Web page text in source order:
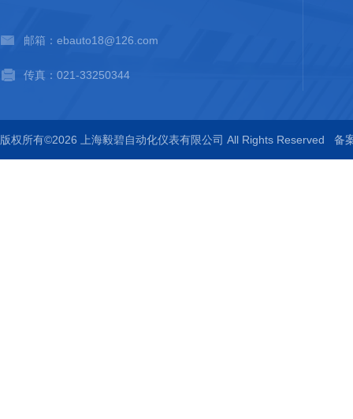
邮箱：ebauto18@126.com
传真：021-33250344
版权所有©2026 上海毅碧自动化仪表有限公司 All Rights Reserved 备